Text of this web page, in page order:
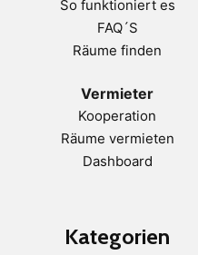
So funktioniert es
FAQ´S
Räume finden
Vermieter
Kooperation
Räume vermieten
Dashboard
Kategorien